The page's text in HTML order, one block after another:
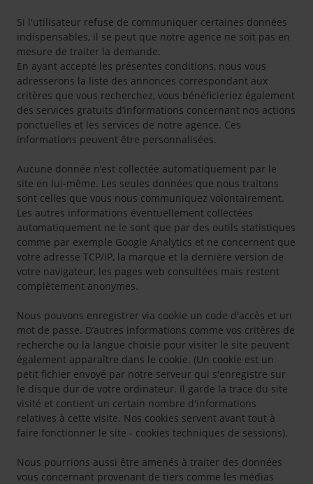
Si l'utilisateur refuse de communiquer certaines données
indispensables, il se peut que notre agence ne soit pas en
mesure de traiter la demande.
En ayant accepté les présentes conditions, nous vous
adresserons la liste des annonces correspondant aux
critères que vous recherchez, vous bénéficieriez également
des services gratuits d’informations concernant nos actions
ponctuelles et les services de notre agence. Ces
informations peuvent être personnalisées.
Aucune donnée n’est collectée automatiquement par le
site en lui-même. Les seules données que nous traitons
sont celles que vous nous communiquez volontairement.
Les autres informations éventuellement collectées
automatiquement ne le sont que par des outils statistiques
comme par exemple Google Analytics et ne concernent que
votre adresse TCP/IP, la marque et la dernière version de
votre navigateur, les pages web consultées mais restent
complètement anonymes.
Nous pouvons enregistrer via cookie un code d'accès et un
mot de passe. D’autres informations comme vos critères de
recherche ou la langue choisie pour visiter le site peuvent
également apparaître dans le cookie. (Un cookie est un
petit fichier envoyé par notre serveur qui s'enregistre sur
le disque dur de votre ordinateur. Il garde la trace du site
visité et contient un certain nombre d'informations
relatives à cette visite. Nos cookies servent avant tout à
faire fonctionner le site - cookies techniques de sessions).
Nous pourrions aussi être amenés à traiter des données
vous concernant provenant de tiers comme les médias